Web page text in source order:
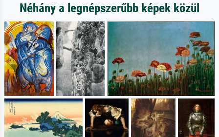
Néhány a legnépszerűbb képek közül